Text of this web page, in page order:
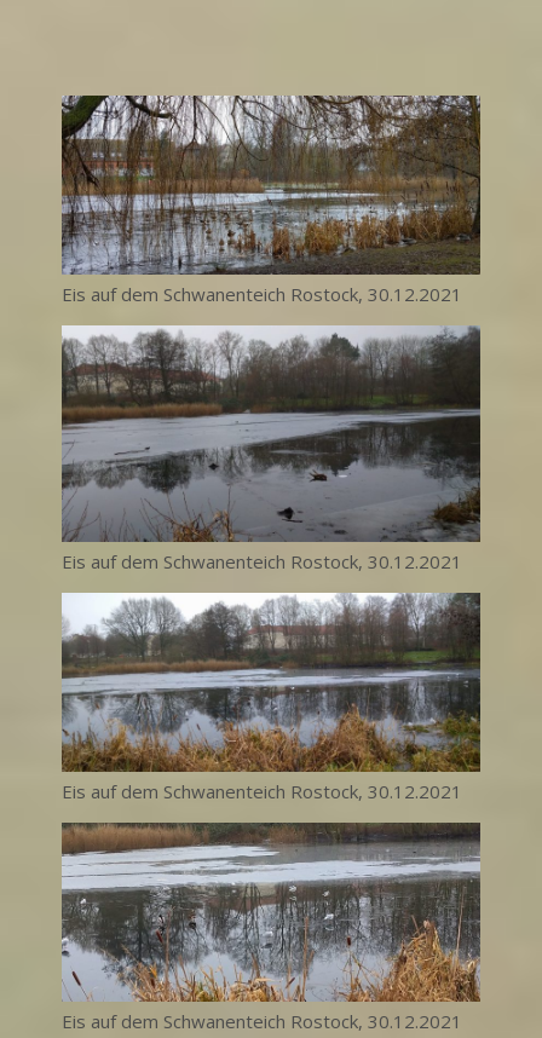
Eis auf dem Schwanenteich Rostock, 30.12.2021
Eis auf dem Schwanenteich Rostock, 30.12.2021
Eis auf dem Schwanenteich Rostock, 30.12.2021
Eis auf dem Schwanenteich Rostock, 30.12.2021